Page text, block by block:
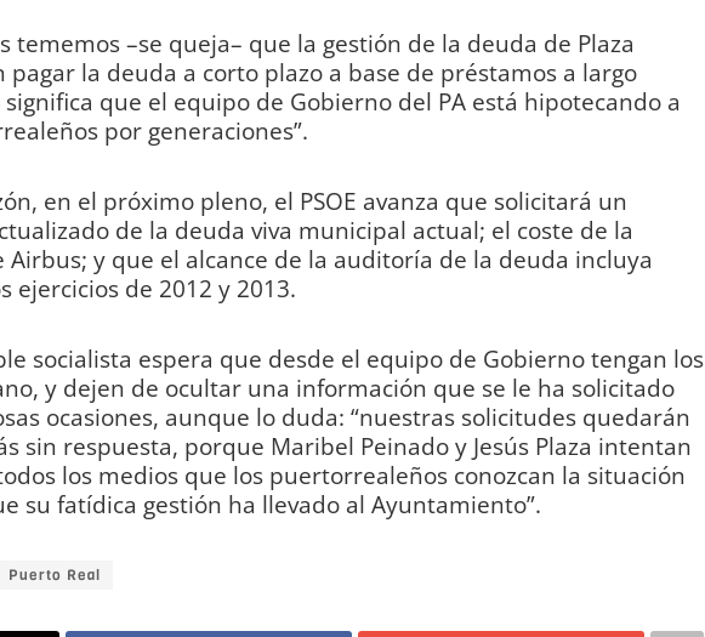
tememos –se queja– que la gestión de la deuda de Plaza
pagar la deuda a corto plazo a base de préstamos a largo
significa que el equipo de Gobierno del PA está hipotecando a
por generaciones”.
en el próximo pleno, el PSOE avanza que solicitará un
de la deuda viva municipal actual; el coste de la
Airbus; y que el alcance de la auditoría de la deuda incluya
ejercicios de 2012 y 2013.
socialista espera que desde el equipo de Gobierno tengan los
y dejen de ocultar una información que se le ha solicitado
ocasiones, aunque lo duda: “nuestras solicitudes quedarán
sin respuesta, porque Maribel Peinado y Jesús Plaza intentan
los medios que los puertorrealeños conozcan la situación
su fatídica gestión ha llevado al Ayuntamiento”.
Puerto Real